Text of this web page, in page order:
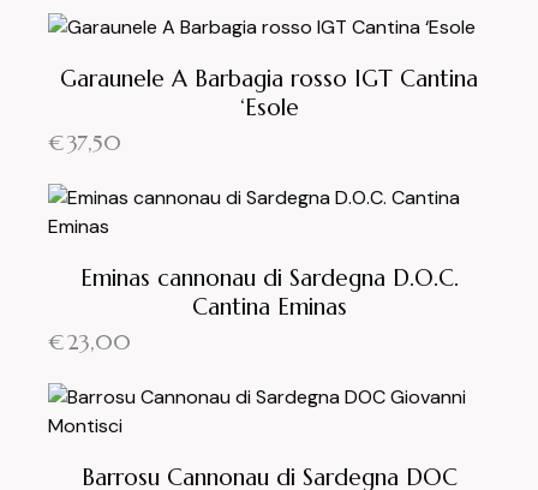
Garaunele A Barbagia rosso IGT Cantina
‘Esole
€37,50
Eminas cannonau di Sardegna D.O.C.
Cantina Eminas
€23,00
Barrosu Cannonau di Sardegna DOC